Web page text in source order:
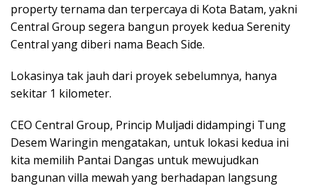
property ternama dan terpercaya di Kota Batam, yakni
Central Group segera bangun proyek kedua Serenity
Central yang diberi nama Beach Side.
Lokasinya tak jauh dari proyek sebelumnya, hanya
sekitar 1 kilometer.
CEO Central Group, Princip Muljadi didampingi Tung
Desem Waringin mengatakan, untuk lokasi kedua ini
kita memilih Pantai Dangas untuk mewujudkan
bangunan villa mewah yang berhadapan langsung